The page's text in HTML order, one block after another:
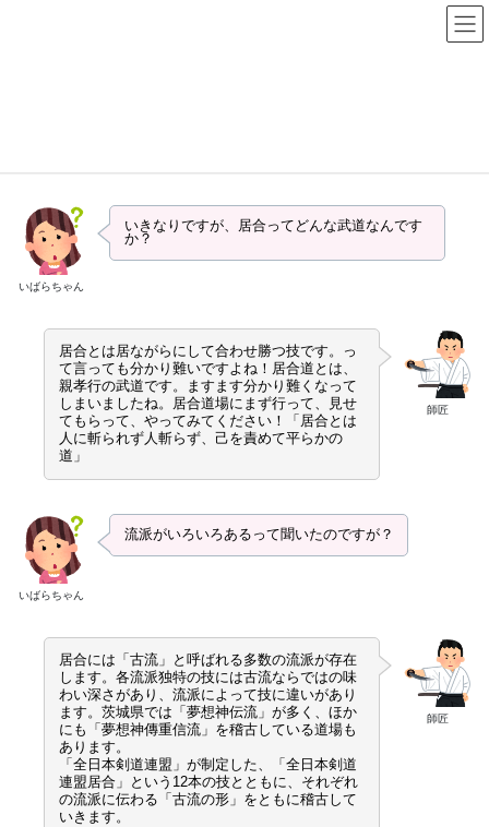
動
に
いばらちゃん
いきなりですが、居合ってどんな武道なんです
か？
師匠
居合とは居ながらにして合わせ勝つ技です。っ
て言っても分かり難いですよね！居合道とは、
親孝行の武道です。ますます分かり難くなって
しまいましたね。居合道場にまず行って、見せ
てもらって、やってみてください！「居合とは
人に斬られず人斬らず、己を責めて平らかの
道」
いばらちゃん
流派がいろいろあるって聞いたのですが？
師匠
居合には「古流」と呼ばれる多数の流派が存在
します。各流派独特の技には古流ならではの味
わい深さがあり、流派によって技に違いがあり
ます。茨城県では「夢想神伝流」が多く、ほか
にも「夢想神傳重信流」を稽古している道場も
あります。
「全日本剣道連盟」が制定した、「全日本剣道
連盟居合」という12本の技とともに、それぞれ
の流派に伝わる「古流の形」をともに稽古して
いきます。